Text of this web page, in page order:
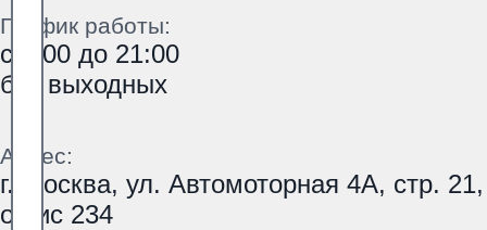
График работы:
с 9:00 до 21:00
без выходных
Адрес:
г. Москва, ул. Автомоторная 4А, стр. 21,
офис 234